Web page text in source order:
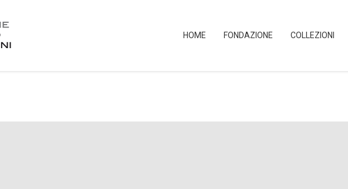
HOME FONDAZIONE COLLEZIONI